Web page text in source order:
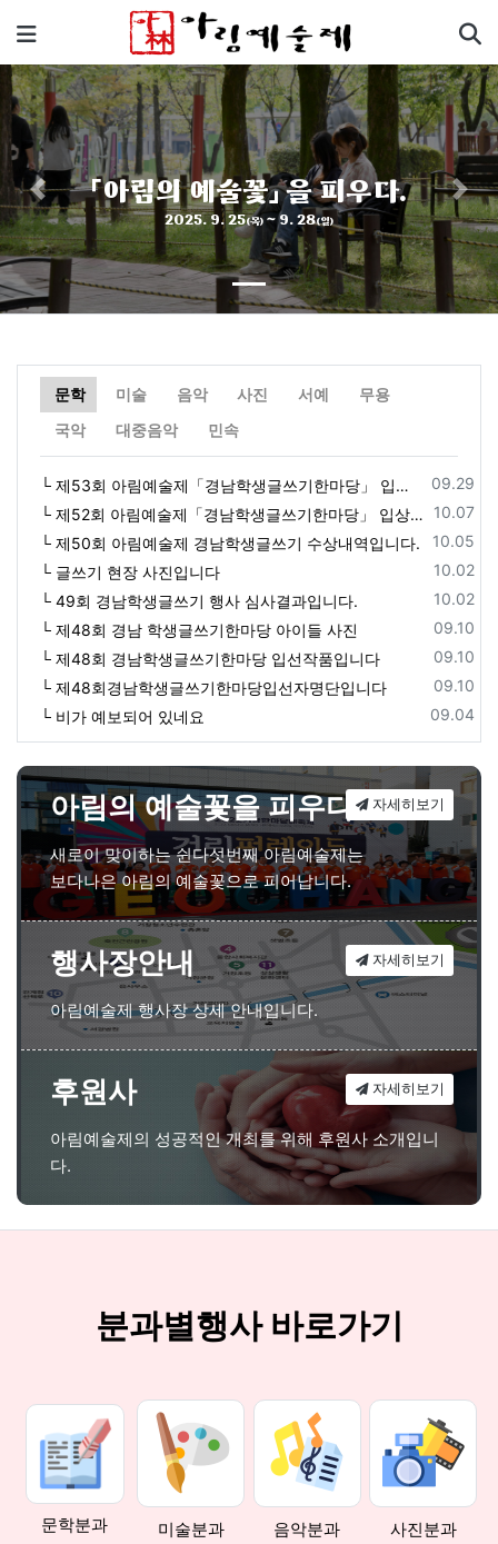
메뉴
「아림의 예술꽃」 을 피우다.
2025. 9. 25(목) ~ 9. 28(일)
Previous Next
문학 미술 음악 사진 서예
무용
국악
대중음악 민속
등록일
09.29
└ 제53회 아림예술제「경남학생글쓰기한마당」 입상자 명단 수정 (2025. 10. 1.)
등록일
10.07
└ 제52회 아림예술제「경남학생글쓰기한마당」 입상자 명단
등록일
10.05
└ 제50회 아림예술제 경남학생글쓰기 수상내역입니다.
등록일
10.02
└ 글쓰기 현장 사진입니다
등록일
10.02
└ 49회 경남학생글쓰기 행사 심사결과입니다.
등록일
09.10
└ 제48회 경남 학생글쓰기한마당 아이들 사진
등록일
09.10
└ 제48회 경남학생글쓰기한마당 입선작품입니다
등록일
09.10
└ 제48회경남학생글쓰기한마당입선자명단입니다
등록일
09.04
└ 비가 예보되어 있네요
아림의 예술꽃을 피우다
새로이 맞이하는 쉰다섯번째 아림예술제는
보다나은 아림의 예술꽃으로 피어납니다.
자세히보기
행사장안내
아림예술제 행사장 상세 안내입니다.
자세히보기
후원사
아림예술제의 성공적인 개최를 위해 후원사 소개입니
다.
자세히보기
분과별행사 바로가기
문학분과 미술분과 음악분과 사진분과